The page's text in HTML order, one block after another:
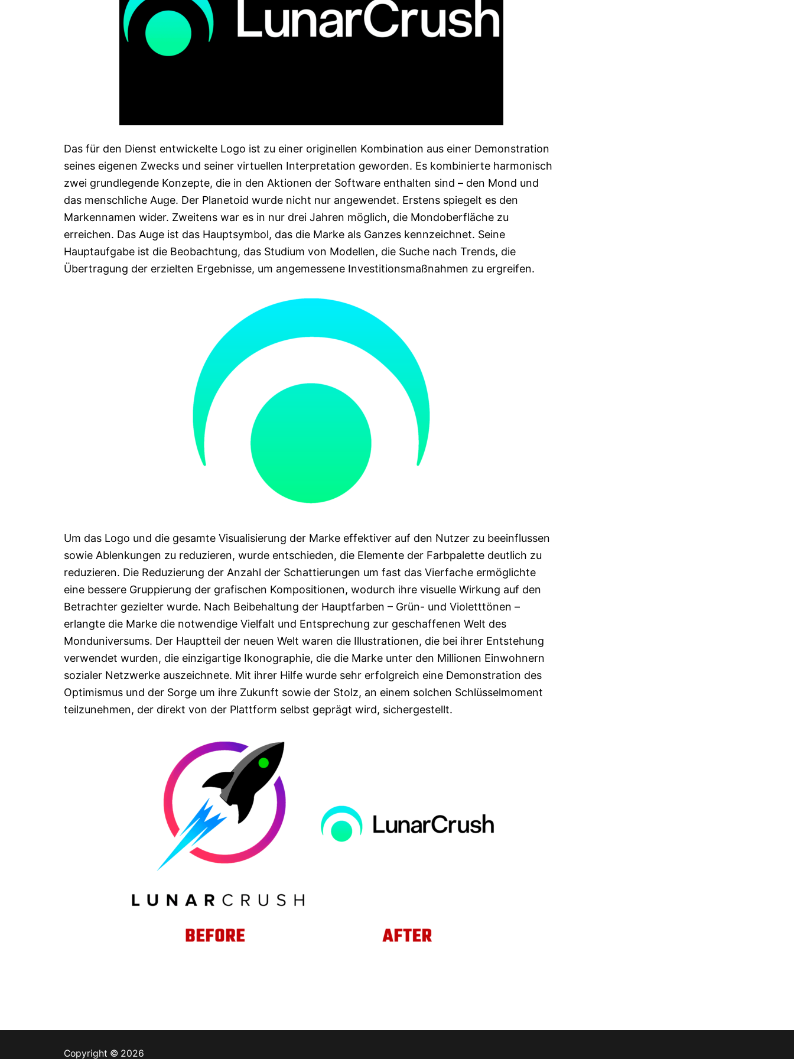
Das für den Dienst entwickelte Logo ist zu einer originellen Kombination aus einer Demonstration
seines eigenen Zwecks und seiner virtuellen Interpretation geworden. Es kombinierte harmonisch
zwei grundlegende Konzepte, die in den Aktionen der Software enthalten sind – den Mond und
das menschliche Auge. Der Planetoid wurde nicht nur angewendet. Erstens spiegelt es den
Markennamen wider. Zweitens war es in nur drei Jahren möglich, die Mondoberfläche zu
erreichen. Das Auge ist das Hauptsymbol, das die Marke als Ganzes kennzeichnet. Seine
Hauptaufgabe ist die Beobachtung, das Studium von Modellen, die Suche nach Trends, die
Übertragung der erzielten Ergebnisse, um angemessene Investitionsmaßnahmen zu ergreifen.
Um das Logo und die gesamte Visualisierung der Marke effektiver auf den Nutzer zu beeinflussen
sowie Ablenkungen zu reduzieren, wurde entschieden, die Elemente der Farbpalette deutlich zu
reduzieren. Die Reduzierung der Anzahl der Schattierungen um fast das Vierfache ermöglichte
eine bessere Gruppierung der grafischen Kompositionen, wodurch ihre visuelle Wirkung auf den
Betrachter gezielter wurde. Nach Beibehaltung der Hauptfarben – Grün- und Violetttönen –
erlangte die Marke die notwendige Vielfalt und Entsprechung zur geschaffenen Welt des
Monduniversums. Der Hauptteil der neuen Welt waren die Illustrationen, die bei ihrer Entstehung
verwendet wurden, die einzigartige Ikonographie, die die Marke unter den Millionen Einwohnern
sozialer Netzwerke auszeichnete. Mit ihrer Hilfe wurde sehr erfolgreich eine Demonstration des
Optimismus und der Sorge um ihre Zukunft sowie der Stolz, an einem solchen Schlüsselmoment
teilzunehmen, der direkt von der Plattform selbst geprägt wird, sichergestellt.
Copyright © 2026